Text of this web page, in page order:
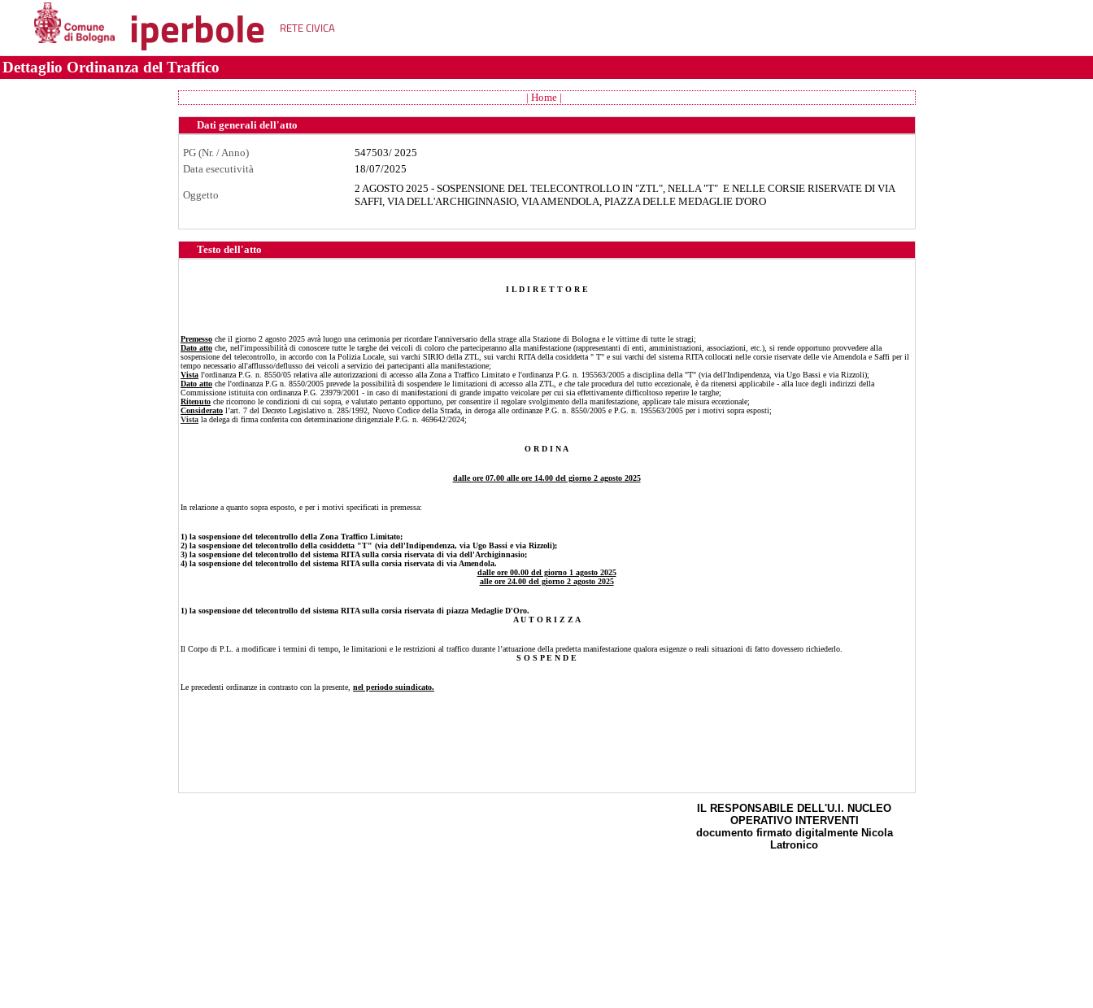
iperbole RETE CIVICA
Dettaglio Ordinanza del Traffico
| Home |
Dati generali dell'atto
PG (Nr. / Anno) 547503/ 2025
Data esecutività
18/07/2025
Oggetto
2 AGOSTO 2025 - SOSPENSIONE DEL TELECONTROLLO IN "ZTL", NELLA "T" E NELLE CORSIE RISERVATE DI VIA
SAFFI, VIA DELL'ARCHIGINNASIO, VIA AMENDOLA, PIAZZA DELLE MEDAGLIE D'ORO
Testo dell'atto
I L D I R E T T O R E
Premesso che il giorno 2 agosto 2025 avrà luogo una cerimonia per ricordare l'anniversario della strage alla Stazione di Bologna e le vittime di tutte le stragi;
Dato atto che, nell'impossibilità di conoscere tutte le targhe dei veicoli di coloro che parteciperanno alla manifestazione (rappresentanti di enti, amministrazioni, associazioni, etc.), si rende opportuno provvedere alla
sospensione del telecontrollo, in accordo con la Polizia Locale, sui varchi SIRIO della ZTL, sui varchi RITA della cosiddetta " T" e sui varchi del sistema RITA collocati nelle corsie riservate delle vie Amendola e Saffi per il
tempo necessario all'afflusso/deflusso dei veicoli a servizio dei partecipanti alla manifestazione;
Vista l'ordinanza P.G. n. 8550/05 relativa alle autorizzazioni di accesso alla Zona a Traffico Limitato e l'ordinanza P.G. n. 195563/2005 a disciplina della "T" (via dell'Indipendenza, via Ugo Bassi e via Rizzoli);
Dato atto che l'ordinanza P.G n. 8550/2005 prevede la possibilità di sospendere le limitazioni di accesso alla ZTL, e che tale procedura del tutto eccezionale, è da ritenersi applicabile - alla luce degli indirizzi della
Commissione istituita con ordinanza P.G. 23979/2001 - in caso di manifestazioni di grande impatto veicolare per cui sia effettivamente difficoltoso reperire le targhe;
Ritenuto che ricorrono le condizioni di cui sopra, e valutato pertanto opportuno, per consentire il regolare svolgimento della manifestazione, applicare tale misura eccezionale;
Considerato l’art. 7 del Decreto Legislativo n. 285/1992, Nuovo Codice della Strada, in deroga alle ordinanze P.G. n. 8550/2005 e P.G. n. 195563/2005 per i motivi sopra esposti;
Vista la delega di firma conferita con determinazione dirigenziale P.G. n. 469642/2024;
O R D I N A
dalle ore 07.00 alle ore 14.00 del giorno 2 agosto 2025
In relazione a quanto sopra esposto, e per i motivi specificati in premessa:
1) la sospensione del telecontrollo della Zona Traffico Limitato;
2) la sospensione del telecontrollo della cosiddetta "T" (via dell'Indipendenza, via Ugo Bassi e via Rizzoli);
3) la sospensione del telecontrollo del sistema RITA sulla corsia riservata di via dell'Archiginnasio;
4) la sospensione del telecontrollo del sistema RITA sulla corsia riservata di via Amendola.
dalle ore 00.00 del giorno 1 agosto 2025
alle ore 24.00 del giorno 2 agosto 2025
1) la sospensione del telecontrollo del sistema RITA sulla corsia riservata di piazza Medaglie D'Oro.
A U T O R I Z Z A
Il Corpo di P.L. a modificare i termini di tempo, le limitazioni e le restrizioni al traffico durante l’attuazione della predetta manifestazione qualora esigenze o reali situazioni di fatto dovessero richiederlo.
S O S P E N D E
Le precedenti ordinanze in contrasto con la presente, nel periodo suindicato.
IL RESPONSABILE DELL'U.I. NUCLEO
OPERATIVO INTERVENTI
documento firmato digitalmente Nicola
Latronico